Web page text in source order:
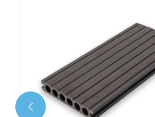
